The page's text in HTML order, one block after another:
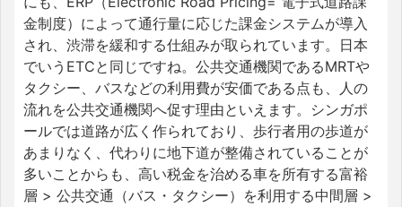
金制度）によって通行量に応じた課金システムが導入
され、渋滞を緩和する仕組みが取られています。日本
でいうETCと同じですね。公共交通機関であるMRTや
タクシー、バスなどの利用費が安価である点も、人の
流れを公共交通機関へ促す理由といえます。シンガポ
ールでは道路が広く作られており、歩行者用の歩道が
あまりなく、代わりに地下道が整備されていることが
多いことからも、高い税金を治める車を所有する富裕
層 > 公共交通（バス・タクシー）を利用する中間層 >